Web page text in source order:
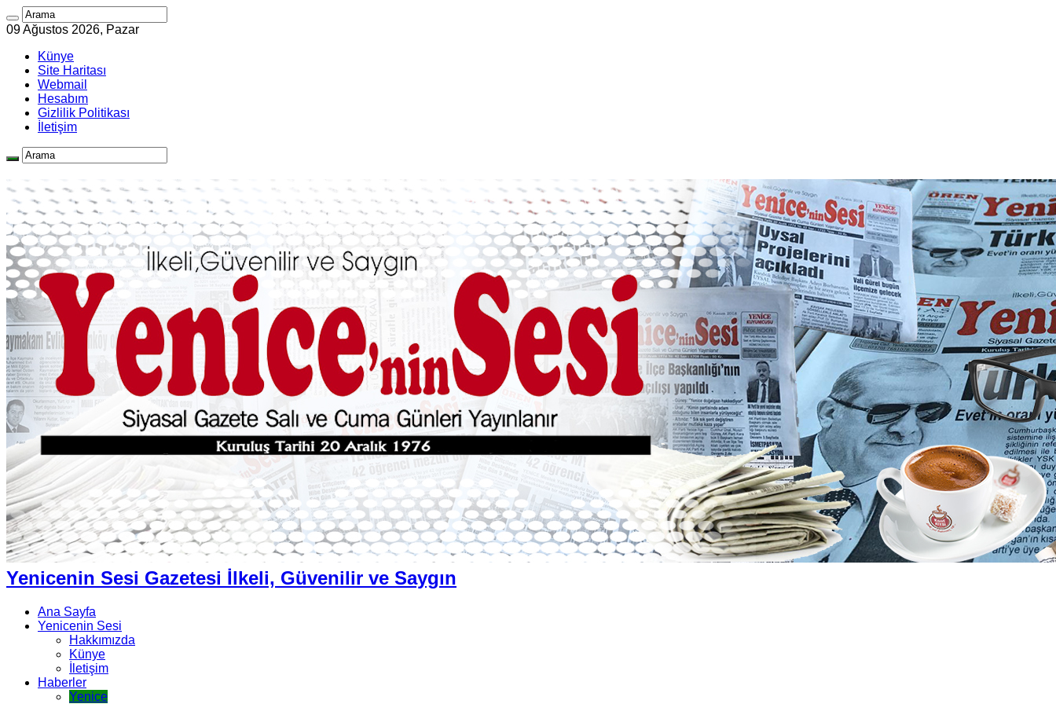
09 Ağustos 2026, Pazar
Künye
Site Haritası
Webmail
Hesabım
Gizlilik Politikası
İletişim
Yenicenin Sesi Gazetesi İlkeli, Güvenilir ve Saygın
Ana Sayfa
Yenicenin Sesi
Hakkımızda
Künye
İletişim
Haberler
Yenice